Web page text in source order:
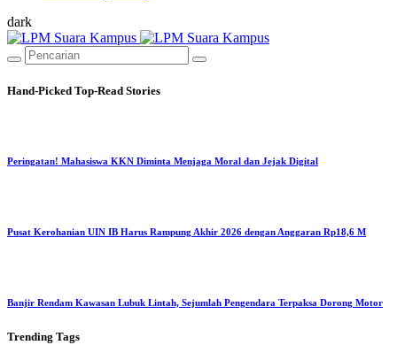
dark
Hand-Picked Top-Read Stories
Peringatan! Mahasiswa KKN Diminta Menjaga Moral dan Jejak Digital
Pusat Kerohanian UIN IB Harus Rampung Akhir 2026 dengan Anggaran Rp18,6 M
Banjir Rendam Kawasan Lubuk Lintah, Sejumlah Pengendara Terpaksa Dorong Motor
Trending Tags